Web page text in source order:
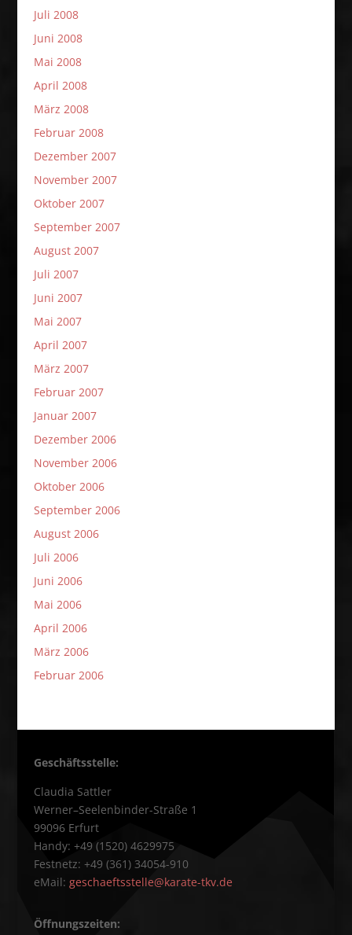
Juli 2008
Juni 2008
Mai 2008
April 2008
März 2008
Februar 2008
Dezember 2007
November 2007
Oktober 2007
September 2007
August 2007
Juli 2007
Juni 2007
Mai 2007
April 2007
März 2007
Februar 2007
Januar 2007
Dezember 2006
November 2006
Oktober 2006
September 2006
August 2006
Juli 2006
Juni 2006
Mai 2006
April 2006
März 2006
Februar 2006
Geschäftsstelle:
Claudia Sattler
Werner–Seelenbinder-Straße 1
99096 Erfurt
Handy: +49 (1520) 4629975
Festnetz: +49 (361) 34054-910
eMail: geschaeftsstelle@karate-tkv.de
Öffnungszeiten: